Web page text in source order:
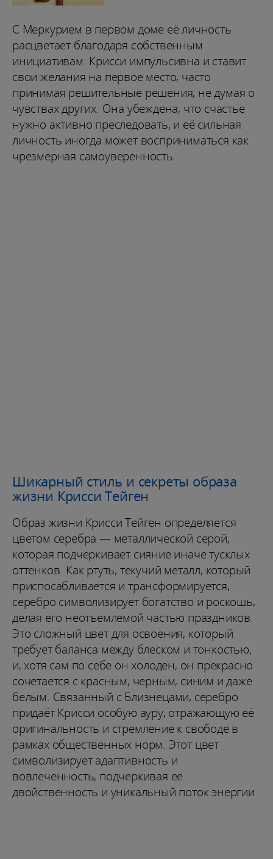
С Меркурием в первом доме её личность
расцветает благодаря собственным
инициативам. Крисси импульсивна и ставит
свои желания на первое место, часто
принимая решительные решения, не думая о
чувствах других. Она убеждена, что счастье
нужно активно преследовать, и её сильная
личность иногда может восприниматься как
чрезмерная самоуверенность.
Шикарный стиль и секреты образа
жизни Крисси Тейген
Образ жизни Крисси Тейген определяется
цветом серебра — металлической серой,
которая подчеркивает сияние иначе тусклых
оттенков. Как ртуть, текучий металл, который
приспосабливается и трансформируется,
серебро символизирует богатство и роскошь,
делая его неотъемлемой частью праздников.
Это сложный цвет для освоения, который
требует баланса между блеском и тонкостью,
и, хотя сам по себе он холоден, он прекрасно
сочетается с красным, черным, синим и даже
белым. Связанный с Близнецами, серебро
придаёт Крисси особую ауру, отражающую её
оригинальность и стремление к свободе в
рамках общественных норм. Этот цвет
символизирует адаптивность и
вовлеченность, подчеркивая её
двойственность и уникальный поток энергии.